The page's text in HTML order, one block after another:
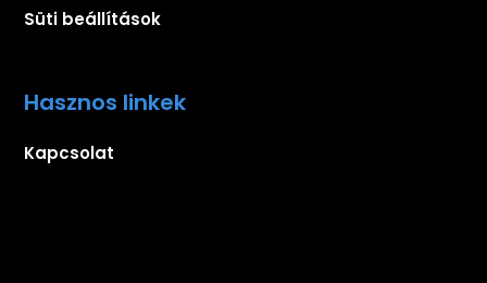
Süti beállítások
Hasznos linkek
Kapcsolat